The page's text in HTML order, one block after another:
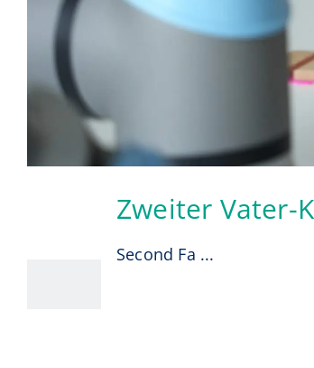
Zweiter Vater-
Second Fa ...